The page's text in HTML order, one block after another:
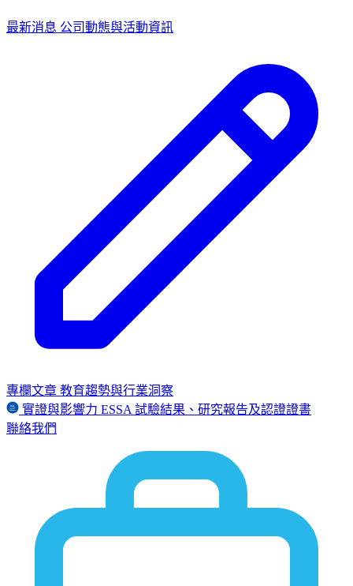
最新消息 公司動態與活動資訊
專欄文章 教育趨勢與行業洞察
實證與影響力 ESSA 試驗結果、研究報告及認證證書
聯絡我們